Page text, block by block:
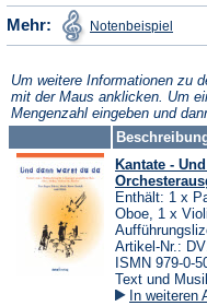
Mehr: Notenbeispiel in
Tab)
Um weitere Informationen zu
mit der Maus anklicken. Um
Mengenzahl eingeben und
Kantate -
Enthält: 1 x
Oboe, 1 x
Artikel-Nr.:
ISMN 979-0-
Text und
In weiteren